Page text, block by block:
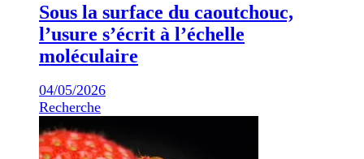
Sous la surface du caoutchouc,
l’usure s’écrit à l’échelle
moléculaire
04/05/2026
Recherche